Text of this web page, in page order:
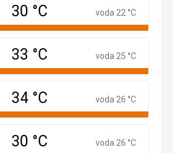
30 °C voda 22 °C
33 °C voda 25 °C
34 °C voda 26 °C
30 °C voda 26 °C